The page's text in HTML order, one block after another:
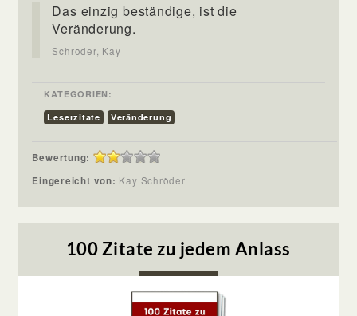
Das einzig beständige, ist die
Veränderung.
Schröder, Kay
KATEGORIEN:
Leserzitate
Veränderung
Bewertung:
Eingereicht von: Kay Schröder